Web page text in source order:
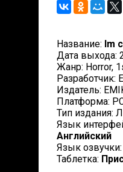
Название: Im
Дата выхода:
Жанр: Horror,
Разработчик:
Издатель:
Платформа:
Тип издания:
Язык
Английский
Язык
Таблетка: